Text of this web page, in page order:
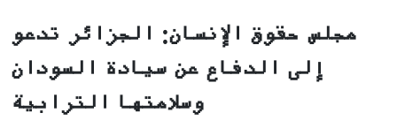
مجلس حقوق الإنسان: الجزائر تدعو
إلى الدفاع عن سيادة السودان
وسلامتها الترابية